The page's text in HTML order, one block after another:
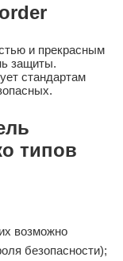
и прекрасным
защиты.
стандартам
типов
возможно
безопасности);